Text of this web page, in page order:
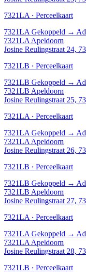
7321LA · Perceelkaart
7321LA Gekoppeld →
7321LA Apeldoorn
Josine Reulingstraat 24,
7321LB · Perceelkaart
7321LB Gekoppeld →
7321LB Apeldoorn
Josine Reulingstraat 25,
7321LA · Perceelkaart
7321LA Gekoppeld →
7321LA Apeldoorn
Josine Reulingstraat 26,
7321LB · Perceelkaart
7321LB Gekoppeld →
7321LB Apeldoorn
Josine Reulingstraat 27,
7321LA · Perceelkaart
7321LA Gekoppeld →
7321LA Apeldoorn
Josine Reulingstraat 28,
7321LB · Perceelkaart